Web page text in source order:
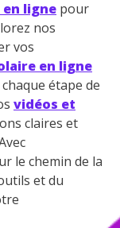
ligne pour
nos
vos
en ligne
étape de
vidéos et
claires et
le chemin de la
et du